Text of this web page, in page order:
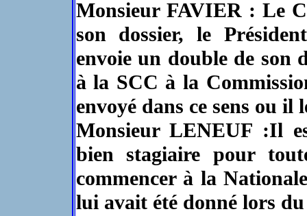
Monsieur FAVIER : Le
son dossier, le
envoie un double de son
à la SCC à la
envoyé dans ce sens ou
Monsieur LENEUF :Il
bien stagiaire pour
commencer à la
lui avait été donné lors